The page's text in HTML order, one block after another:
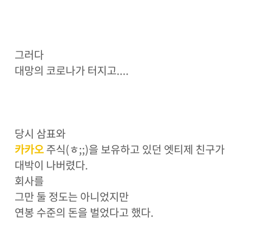
그러다
대망의 코로나가 터지고....
당시 삼표와
카카오주식(ㅎ;;)을 보유하고 있던 엣티제 친구가
대박이 나버렸다.
회사를
그만 둘 정도는 아니었지만
연봉 수준의 돈을 벌었다고 했다.